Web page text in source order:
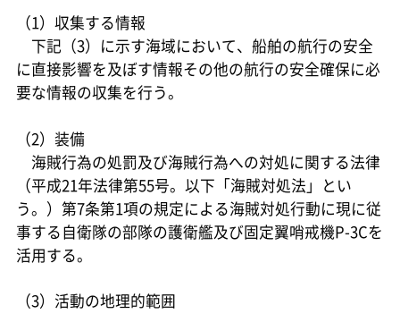
（1）収集する情報
下記（3）に示す海域において、船舶の航行の安全
に直接影響を及ぼす情報その他の航行の安全確保に必
要な情報の収集を行う。
（2）装備
海賊行為の処罰及び海賊行為への対処に関する法律
（平成21年法律第55号。以下「海賊対処法」とい
う。）第7条第1項の規定による海賊対処行動に現に従
事する自衛隊の部隊の護衛艦及び固定翼哨戒機P-3Cを
活用する。
（3）活動の地理的範囲